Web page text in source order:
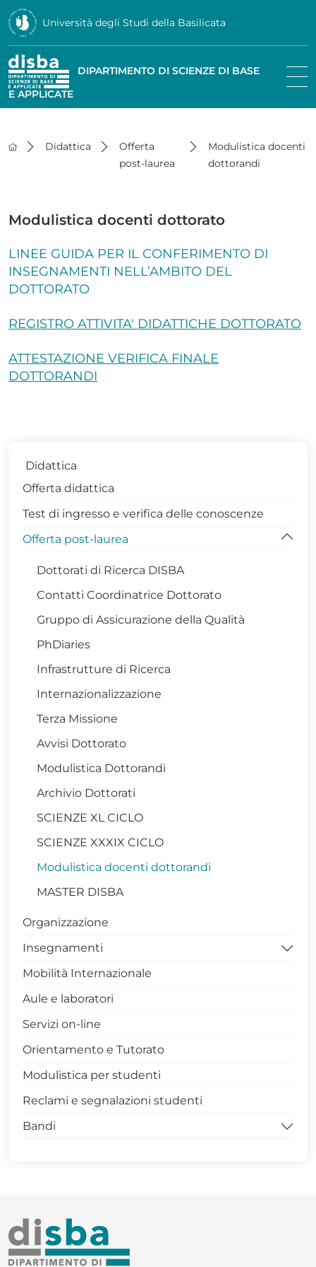
Università degli Studi della Basilicata
DIPARTIMENTO DI SCIENZE DI BASE
E APPLICATE
Didattica
Offerta
post-laurea
Modulistica docenti
dottorandi
Modulistica docenti dottorato
LINEE GUIDA PER IL CONFERIMENTO DI
INSEGNAMENTI NELL’AMBITO DEL
DOTTORATO
REGISTRO ATTIVITA' DIDATTICHE DOTTORATO
ATTESTAZIONE VERIFICA FINALE
DOTTORANDI
Didattica
Offerta didattica
Test di ingresso e verifica delle conoscenze
Offerta post-laurea
Dottorati di Ricerca DISBA
Contatti Coordinatrice Dottorato
Gruppo di Assicurazione della Qualità
PhDiaries
Infrastrutture di Ricerca
Internazionalizzazione
Terza Missione
Avvisi Dottorato
Modulistica Dottorandi
Archivio Dottorati
SCIENZE XL CICLO
SCIENZE XXXIX CICLO
Modulistica docenti dottorandi
MASTER DISBA
Organizzazione
Insegnamenti
Competenze trasversali in Unibas
Archivio Insegnamenti
Archivio Insegnamenti corso di laurea in
Matematica (L 35)
Magistrale in Matematica (LM 40)
Mobilità Internazionale
Aule e laboratori
Servizi on-line
Orientamento e Tutorato
Modulistica per studenti
Reclami e segnalazioni studenti
Bandi